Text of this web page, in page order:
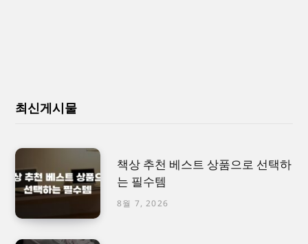
최신게시물
책상 추천 베스트 상품으로 선택하
는 필수템
8월 7, 2026